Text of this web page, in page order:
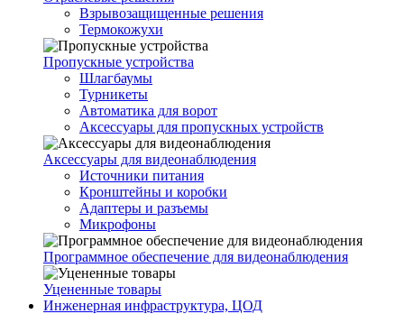
Взрывозащищенные решения
Термокожухи
Пропускные устройства
Шлагбаумы
Турникеты
Автоматика для ворот
Аксессуары для пропускных устройств
Аксессуары для видеонаблюдения
Источники питания
Кронштейны и коробки
Адаптеры и разъемы
Микрофоны
Программное обеспечение для видеонаблюдения
Уцененные товары
Инженерная инфраструктура, ЦОД